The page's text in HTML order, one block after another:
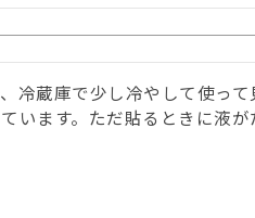
冷蔵庫で少し冷やして使って
います。ただ貼るときに液